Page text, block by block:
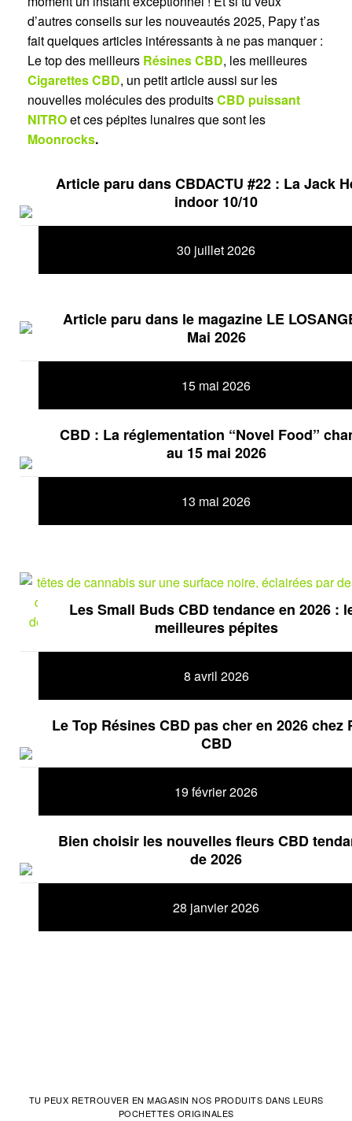
d’autres conseils sur les nouveautés 2025, Papy t’as
fait quelques articles intéressants à ne pas manquer :
Le top des meilleurs Résines CBD, les meilleures
Cigarettes CBD, un petit article aussi sur les
nouvelles molécules des produitsCBD puissant
NITROet ces pépites lunaires que sont les
Moonrocks.
Article paru dans CBDACTU #22 : La Jack
indoor 10/10
30 juillet 2026
Article paru dans le magazine LE
Mai 2026
15 mai 2026
CBD : La réglementation “Novel Food”
au 15 mai 2026
13 mai 2026
Les Small Buds CBD tendance en 2026 :
meilleures pépites
8 avril 2026
Le Top Résines CBD pas cher en 2026 chez
CBD
19 février 2026
Bien choisir les nouvelles fleurs CBD
de 2026
28 janvier 2026
TU PEUX RETROUVER EN MAGASIN NOS PRODUITS DANS LEURS
POCHETTES ORIGINALES